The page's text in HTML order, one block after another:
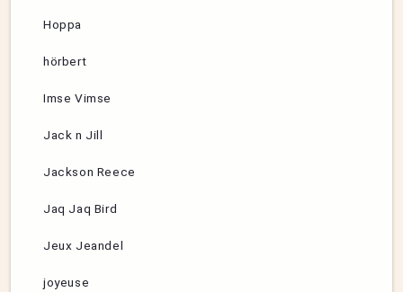
Hoppa
hörbert
Imse Vimse
Jack n Jill
Jackson Reece
Jaq Jaq Bird
Jeux Jeandel
joyeuse